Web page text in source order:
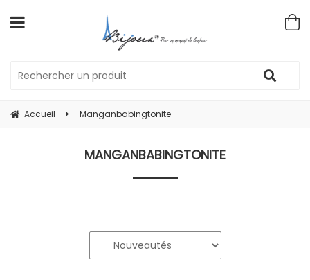
Accueil Manganbabingtonite
MANGANBABINGTONITE